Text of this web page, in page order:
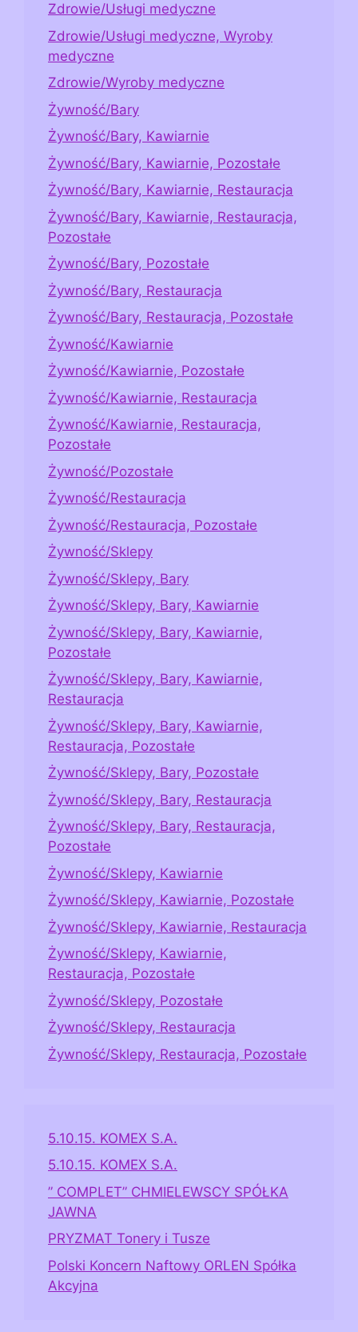
Zdrowie/Usługi medyczne
Zdrowie/Usługi medyczne, Wyroby
medyczne
Zdrowie/Wyroby medyczne
Żywność/Bary
Żywność/Bary, Kawiarnie
Żywność/Bary, Kawiarnie, Pozostałe
Żywność/Bary, Kawiarnie, Restauracja
Żywność/Bary, Kawiarnie, Restauracja,
Pozostałe
Żywność/Bary, Pozostałe
Żywność/Bary, Restauracja
Żywność/Bary, Restauracja, Pozostałe
Żywność/Kawiarnie
Żywność/Kawiarnie, Pozostałe
Żywność/Kawiarnie, Restauracja
Żywność/Kawiarnie, Restauracja,
Pozostałe
Żywność/Pozostałe
Żywność/Restauracja
Żywność/Restauracja, Pozostałe
Żywność/Sklepy
Żywność/Sklepy, Bary
Żywność/Sklepy, Bary, Kawiarnie
Żywność/Sklepy, Bary, Kawiarnie,
Pozostałe
Żywność/Sklepy, Bary, Kawiarnie,
Restauracja
Żywność/Sklepy, Bary, Kawiarnie,
Restauracja, Pozostałe
Żywność/Sklepy, Bary, Pozostałe
Żywność/Sklepy, Bary, Restauracja
Żywność/Sklepy, Bary, Restauracja,
Pozostałe
Żywność/Sklepy, Kawiarnie
Żywność/Sklepy, Kawiarnie, Pozostałe
Żywność/Sklepy, Kawiarnie, Restauracja
Żywność/Sklepy, Kawiarnie,
Restauracja, Pozostałe
Żywność/Sklepy, Pozostałe
Żywność/Sklepy, Restauracja
Żywność/Sklepy, Restauracja, Pozostałe
5.10.15. KOMEX S.A.
5.10.15. KOMEX S.A.
” COMPLET” CHMIELEWSCY SPÓŁKA
JAWNA
PRYZMAT Tonery i Tusze
Polski Koncern Naftowy ORLEN Spółka
Akcyjna